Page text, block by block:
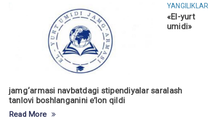
YANGILIKLAR
«El-yurt
umidi»
jamg‘armasi navbatdagi stipendiyalar saralash
tanlovi boshlanganini e’lon qildi
Read More